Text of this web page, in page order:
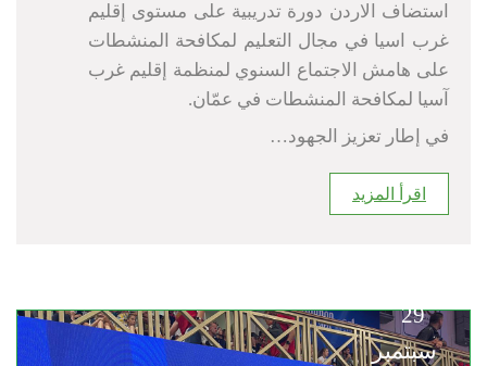
استضاف الاردن دورة تدريبية على مستوى إقليم
غرب اسيا في مجال التعليم لمكافحة المنشطات
على هامش الاجتماع السنوي لمنظمة إقليم غرب
آسيا لمكافحة المنشطات في عمّان.
في إطار تعزيز الجهود…
اقرأ المزيد
29
سبتمبر